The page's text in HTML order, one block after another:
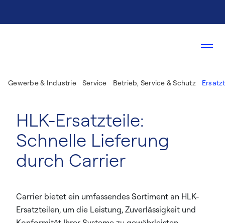
Gewerbe & Industrie Service Betrieb, Service & Schutz
HLK-Ersatzteile:
Schnelle Lieferung
durch Carrier
Carrier bietet ein umfassendes Sortiment an HLK-
Ersatzteilen, um die Leistung, Zuverlässigkeit und